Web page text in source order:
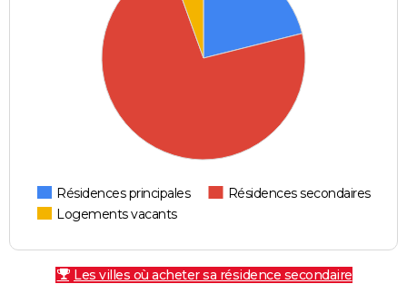
Résidences principales
Résidences secondaires
Logements vacants
Les villes où acheter sa résidence secondaire